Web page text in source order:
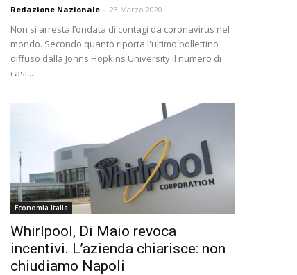
Redazione Nazionale - 23 Marzo 2020
Non si arresta l’ondata di contagi da coronavirus nel
mondo. Secondo quanto riporta l'ultimo bollettino
diffuso dalla Johns Hopkins University il numero di
casi...
Economia Italia
Whirlpool, Di Maio revoca
incentivi. L’azienda chiarisce: non
chiudiamo Napoli